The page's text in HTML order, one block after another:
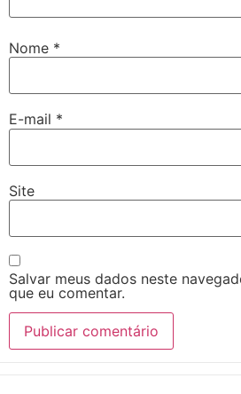
Nome *
E-mail *
Site
Salvar meus dados neste
que eu comentar.